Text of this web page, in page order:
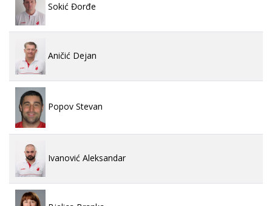
Sokić Đorđe
Aničić Dejan
Popov Stevan
Ivanović Aleksandar